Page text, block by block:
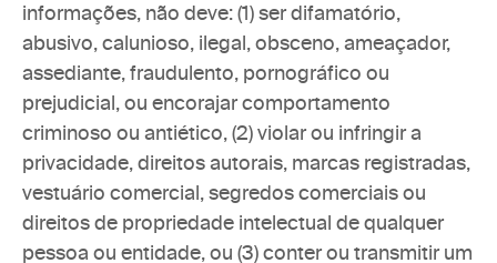
informações, não deve: (1) ser difamatório,
abusivo, calunioso, ilegal, obsceno, ameaçador,
assediante, fraudulento, pornográfico ou
prejudicial, ou encorajar comportamento
criminoso ou antiético, (2) violar ou infringir a
privacidade, direitos autorais, marcas registradas,
vestuário comercial, segredos comerciais ou
direitos de propriedade intelectual de qualquer
pessoa ou entidade, ou (3) conter ou transmitir um